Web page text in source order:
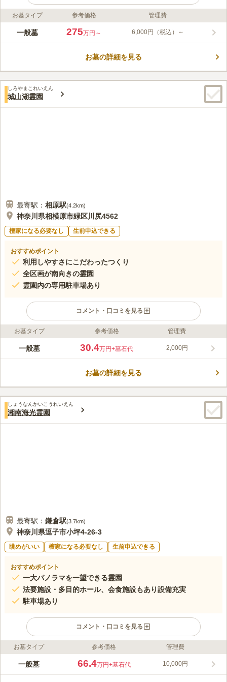
ライフドット編集部のコメント
厚木森の里霊園は、神奈川県厚木市にある、豊かな緑に囲まれた
も安心してお参りすることができます。 お墓の形は、自分らし
口コミ評価
みんなの評価
70代女性
お参りする時は用意して持参してます 霊園管理事務所内法
お墓タイプ 参考価格 管理費
一般墓 275万円～ 6,000円（税込）～
お墓の詳細を見る
しろやまこれいえん
城山湖霊園
最寄駅： 相原駅(4.2km)
神奈川県相模原市緑区川尻4562
檀家になる必要なし 生前申込できる
おすすめポイント
利用しやすさにこだわったつくり
全区画が南向きの霊園
霊園内の専用駐車場あり
コメント・口コミを見る
ライフドット編集部のコメント
歴史をさかのぼると小松城という城があった跡地に作られた霊園
光の温かさを感じながらお参りすることができる環境です。園内
くお参りできます。霊園内には霊園を管理する高野山真言宗の宝
泉寺があります。本堂はまだ新しく、本堂前には相模原市の有形
文化財に登録されている室町期作の石灯籠があります。
口コミ評価
みんなの評価
70代男性
食事はいつもは自宅で準備する事が多いのですが往復時の道中に
お墓タイプ 参考価格 管理費
一般墓 30.4万円+墓石代 2,000円
お墓の詳細を見る
しょうなんかいこうれいえん
湘南海光霊園
最寄駅： 鎌倉駅(3.7km)
神奈川県逗子市小坪4-26-3
眺めがいい 檀家になる必要なし 生前申込できる
おすすめポイント
一大パノラマを一望できる霊園
法要施設・多目的ホール、会食施設もあり設備充実
駐車場あり
コメント・口コミを見る
ライフドット編集部のコメント
海に面した高台にある霊園です。周りには陽光を遮るようなもの
お墓タイプ 参考価格 管理費
一般墓 66.4万円+墓石代 10,000円